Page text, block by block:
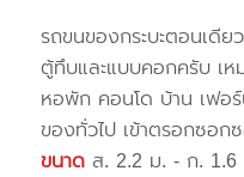
รถขนของกระบะตอนเดีย
ตู้ทึบและแบบคอกครับ เห
หอพัก คอนโด บ้าน เฟอ
ของทั่วไป เข้าตรอกซอก
ขนาด ส. 2.2 ม. - ก.